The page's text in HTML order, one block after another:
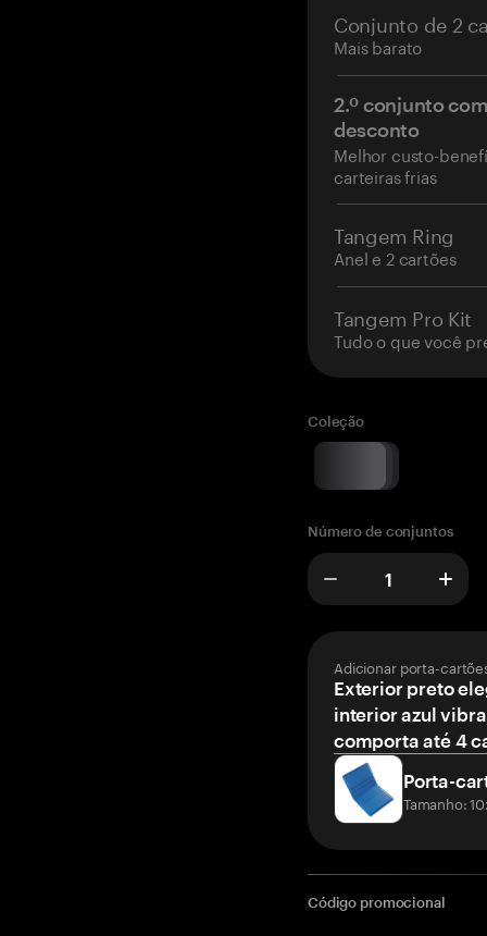
Conjunto de 2
Mais barato
2.º conjunto
desconto
Melhor custo-
carteiras frias
Tangem Ring
Anel e 2 cartões
Tangem Pro Kit
Tudo o que você
Coleção
Número de conjuntos
Adicionar porta-
Exterior preto
interior azul
comporta até 4
Porta-
Tamanho:
Código promocional